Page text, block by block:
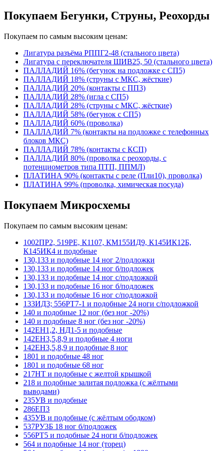
Покупаем Бегунки, Струны, Реохорды
Покупаем по самым высоким ценам:
Лигатура разъёма РППГ2-48 (стального цвета)
Лигатура с переключателя ШИВ25, 50 (стального цвета)
ПАЛЛАДИЙ 16% (бегунок на подложке с СП5)
ПАЛЛАДИЙ 18% (струны с МКС, жёсткие)
ПАЛЛАДИЙ 20% (контакты с ПП3)
ПАЛЛАДИЙ 28% (игла с СП5)
ПАЛЛАДИЙ 28% (струны с МКС, жёсткие)
ПАЛЛАДИЙ 58% (бегунок с СП5)
ПАЛЛАДИЙ 60% (проволка)
ПАЛЛАДИЙ 7% (контакты на подложке с телефонных
блоков МКС)
ПАЛЛАДИЙ 78% (контакты с КСП)
ПАЛЛАДИЙ 80% (проволка с реохорды, с
потенциометров типа ПТП, ППМЛ)
ПЛАТИНА 90% (контакты с реле (Пли10), проволка)
ПЛАТИНА 99% (проволка, химическая посуда)
Покупаем Микросхемы
Покупаем по самым высоким ценам:
1002ПР2, 519РЕ, К1107, КМ155ИД9, К145ИК12Б,
К145ИК4 и подобные
130,133 и подобные 14 ног 2/подложки
130,133 и подобные 14 ног б/подложек
130,133 и подобные 14 ног с/подложкой
130,133 и подобные 16 ног б/подложек
130,133 и подобные 16 ног с/подложкой
133ИД3; 556РТ7-1 и подобные 24 ноги с/подложкой
140 и подобные 12 ног (без ног -20%)
140 и подобные 8 ног (без ног -20%)
142ЕН1,2, НД1-5 и подобные
142ЕН3,5,8,9 и подобные 4 ноги
142ЕН3,5,8,9 и подобные 8 ног
1801 и подобные 48 ног
1801 и подобные 68 ног
217НТ и подобные с желтой крышкой
218 и подобные залитая подложка (с жёлтыми
выводами)
235УВ и подобные
286ЕП3
435УВ и подобные (с жёлтым ободком)
537РУ3Б 18 ног б/подложек
556РТ5 и подобные 24 ноги б/подложек
564 и подобные 14 ног (торец)